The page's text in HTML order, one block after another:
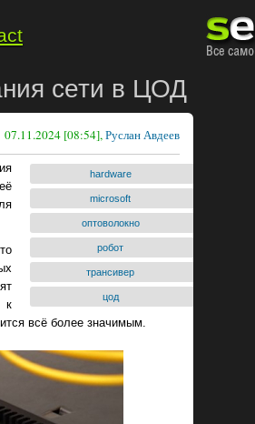
сети в ЦОД
07.11.2024 [08:54],Руслан Авдеев
hardware
microsoft
оптоволокно
робот
трансивер
цод
к
всё более значимым.